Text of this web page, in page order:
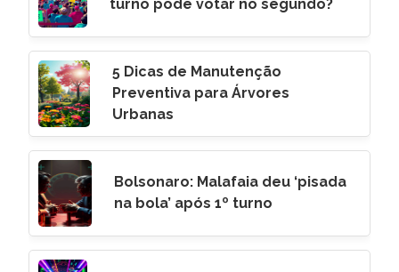
turno pode votar no segundo?
5 Dicas de Manutenção
Preventiva para Árvores
Urbanas
Bolsonaro: Malafaia deu ‘pisada
na bola’ após 1º turno